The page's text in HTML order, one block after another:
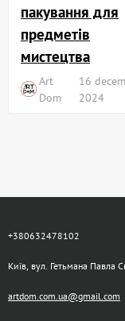
пакування для
предметів
мистецтва
Art
Dom
16
2024
+380632478102
Київ, вул. Гетьмана Павла
artdom.com.ua@gmail.com